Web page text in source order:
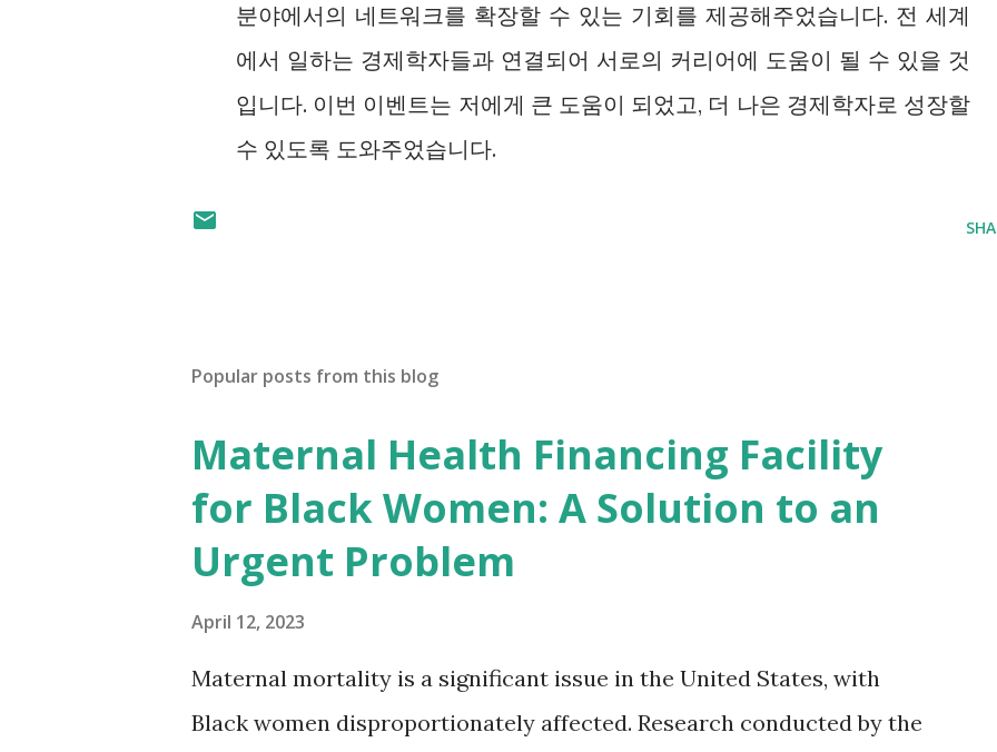
분야에서의 네트워크를 확장할 수 있는 기회를 제공해주었습니다. 전 세계
에서 일하는 경제학자들과 연결되어 서로의 커리어에 도움이 될 수 있을 것
입니다. 이번 이벤트는 저에게 큰 도움이 되었고, 더 나은 경제학자로 성장할
수 있도록 도와주었습니다.
Popular posts from this blog
Maternal Health Financing Facility
for Black Women: A Solution to an
Urgent Problem
April 12, 2023
Maternal mortality is a significant issue in the United States, with
Black women disproportionately affected. Research conducted by the